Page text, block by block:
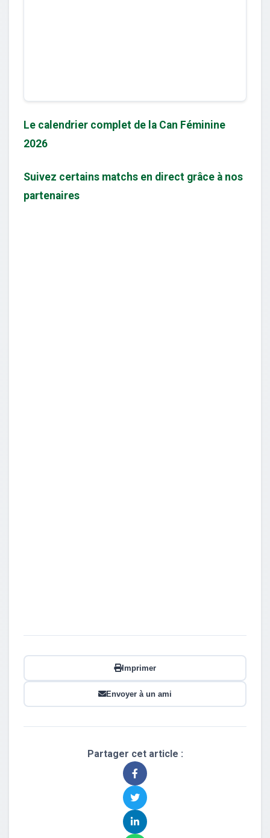
Le calendrier complet de la Can Féminine
2026
Suivez certains matchs en direct grâce à nos
partenaires
Imprimer
Envoyer à un ami
Partager cet article :